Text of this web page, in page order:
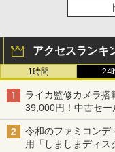
アクセスランキ
1時間 24
ライカ監修カメラ搭
39,000円！中古セー
令和のファミコンデ
用「しましまディス